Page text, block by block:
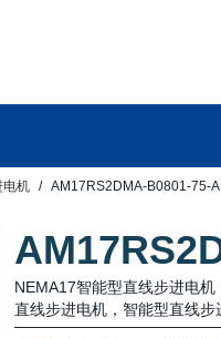
电机 AM17RS2DMA-B0801-75-
NEMA17智能型直线步进电
直线步进电机，智能型直线步